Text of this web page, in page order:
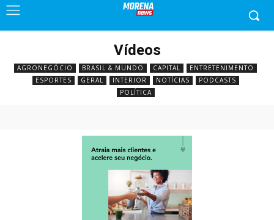
Vídeos
AGRONEGÓCIO BRASIL & MUNDO CAPITAL
ENTRETENIMENTO
ESPORTES
GERAL INTERIOR NOTÍCIAS
PODCASTS
POLÍTICA